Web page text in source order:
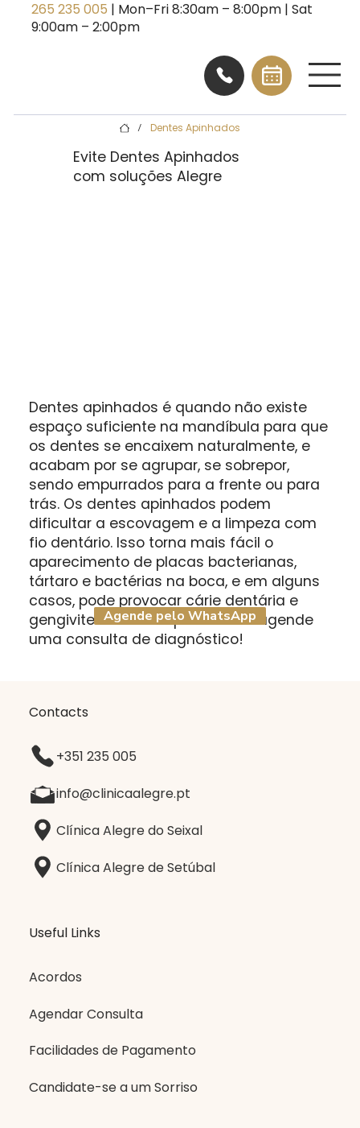
265 235 005 | Mon–Fri 8:30am – 8:00pm | Sat
9:00am – 2:00pm
/ Dentes Apinhados
Evite Dentes Apinhados
com soluções Alegre
Dentes apinhados é quando não existe
espaço suficiente na mandíbula para que
os dentes se encaixem naturalmente, e
acabam por se agrupar, se sobrepor,
sendo empurrados para a frente ou para
trás. Os dentes apinhados podem
dificultar a escovagem e a limpeza com
fio dentário. Isso torna mais fácil o
aparecimento de placas bacterianas,
tártaro e bactérias na boca, e em alguns
casos, pode provocar cárie dentária e
gengivite. Evite este problema e agende
uma consulta de diagnóstico!
Agende pelo WhatsApp
Contacts
+351 235 005
info@clinicaalegre.pt
Clínica Alegre do Seixal
Clínica Alegre de Setúbal
Useful Links
Acordos
Agendar Consulta
Facilidades de Pagamento
Candidate-se a um Sorriso